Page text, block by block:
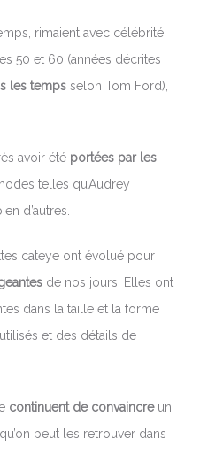
rimaient avec célébrité
50 et 60 (années décrites
les temps selon Tom Ford),
avoir été portées par les
telles qu’Audrey
d’autres.
cateye ont évolué pour
de nos jours. Elles ont
dans la taille et la forme
et des détails de
continuent de convaincreun
peut les retrouver dans